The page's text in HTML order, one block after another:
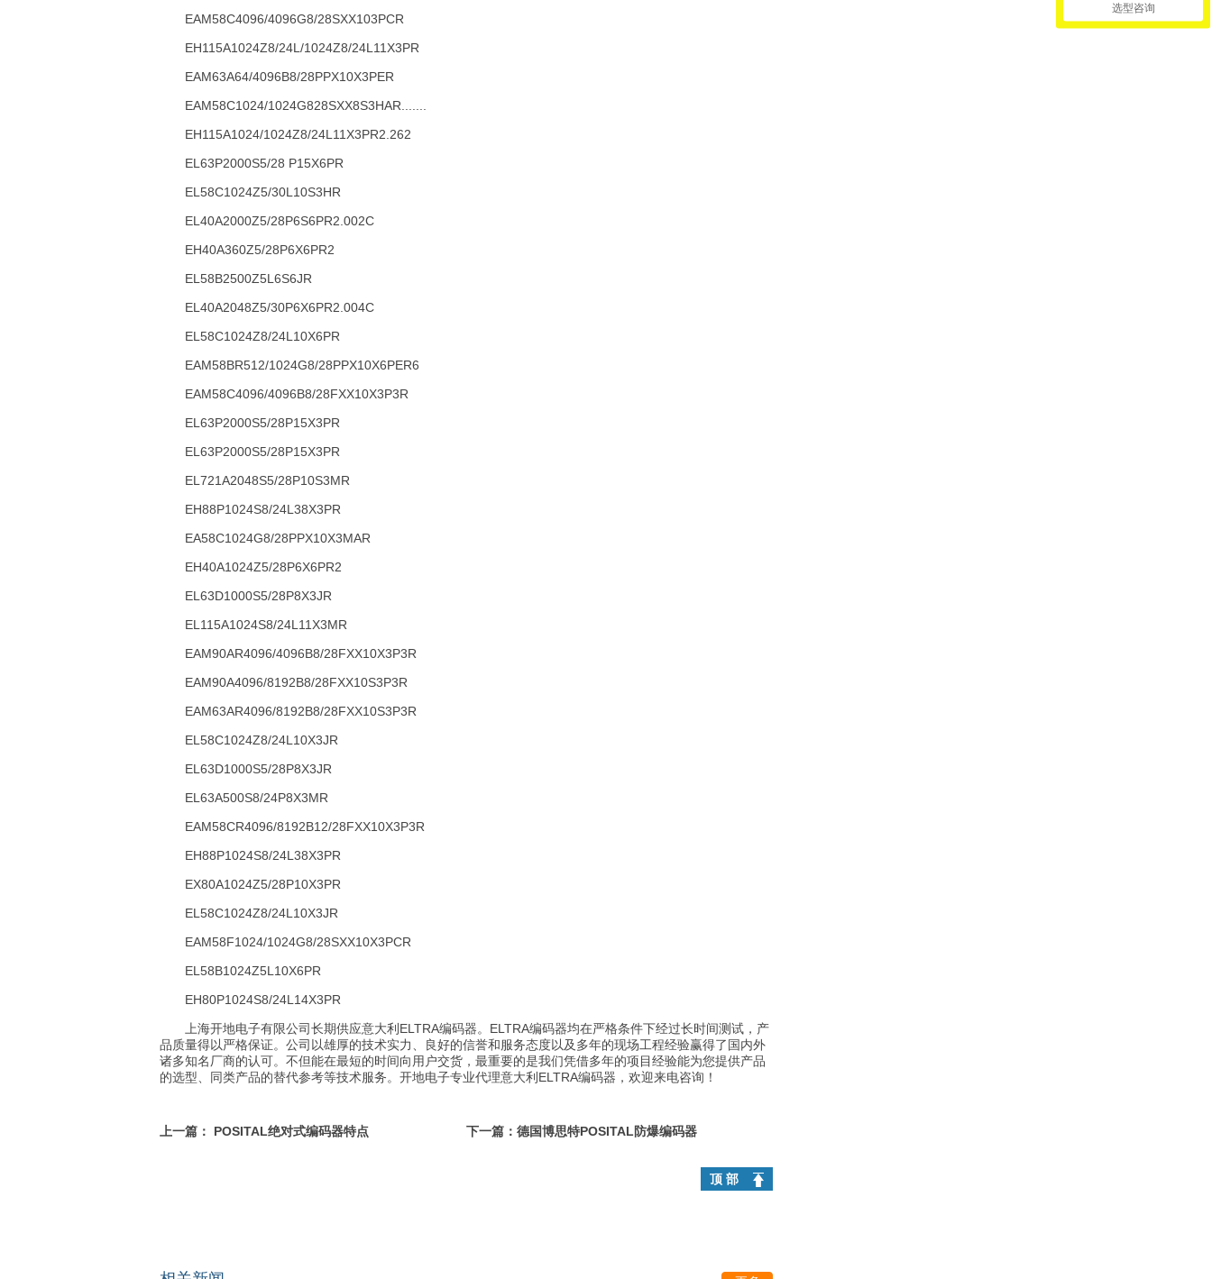
EAM58C4096/4096G8/28SXX103PCR
EH115A1024Z8/24L/1024Z8/24L11X3PR
EAM63A64/4096B8/28PPX10X3PER
EAM58C1024/1024G828SXX8S3HAR.......
EH115A1024/1024Z8/24L11X3PR2.262
EL63P2000S5/28 P15X6PR
EL58C1024Z5/30L10S3HR
EL40A2000Z5/28P6S6PR2.002C
EH40A360Z5/28P6X6PR2
EL58B2500Z5L6S6JR
EL40A2048Z5/30P6X6PR2.004C
EL58C1024Z8/24L10X6PR
EAM58BR512/1024G8/28PPX10X6PER6
EAM58C4096/4096B8/28FXX10X3P3R
EL63P2000S5/28P15X3PR
EL63P2000S5/28P15X3PR
EL721A2048S5/28P10S3MR
EH88P1024S8/24L38X3PR
EA58C1024G8/28PPX10X3MAR
EH40A1024Z5/28P6X6PR2
EL63D1000S5/28P8X3JR
EL115A1024S8/24L11X3MR
EAM90AR4096/4096B8/28FXX10X3P3R
EAM90A4096/8192B8/28FXX10S3P3R
EAM63AR4096/8192B8/28FXX10S3P3R
EL58C1024Z8/24L10X3JR
EL63D1000S5/28P8X3JR
EL63A500S8/24P8X3MR
EAM58CR4096/8192B12/28FXX10X3P3R
EH88P1024S8/24L38X3PR
EX80A1024Z5/28P10X3PR
EL58C1024Z8/24L10X3JR
EAM58F1024/1024G8/28SXX10X3PCR
EL58B1024Z5L10X6PR
EH80P1024S8/24L14X3PR
上海开地电子有限公司长期供应意大利ELTRA编码器。ELTRA编码器均在严格条件下经过长时间测试，产
品质量得以严格保证。公司以雄厚的技术实力、良好的信誉和服务态度以及多年的现场工程经验赢得了国内外
诸多知名厂商的认可。不但能在最短的时间向用户交货，最重要的是我们凭借多年的项目经验能为您提供产品
的选型、同类产品的替代参考等技术服务。开地电子专业代理意大利ELTRA编码器，欢迎来电咨询！
上一篇： POSITAL绝对式编码器特点 下一篇： 德国博思特POSITAL防爆编码器
顶 部
选型咨询